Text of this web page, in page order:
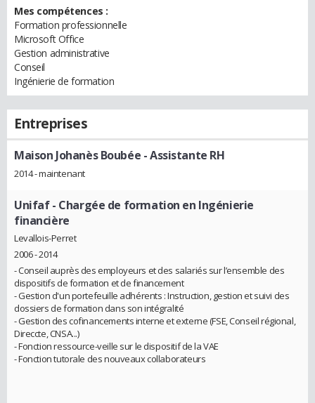
Mes compétences :
Formation professionnelle
Microsoft Office
Gestion administrative
Conseil
Ingénierie de formation
Entreprises
Maison Johanès Boubée - Assistante RH
2014 - maintenant
Unifaf- Chargée de formation en Ingénierie
financière
Levallois-Perret
2006 - 2014
- Conseil auprès des employeurs et des salariés sur l’ensemble des
dispositifs de formation et de financement
- Gestion d'un portefeuille adhérents : Instruction, gestion et suivi des
dossiers de formation dans son intégralité
- Gestion des cofinancements interne et externe (FSE, Conseil régional,
Direccte, CNSA...)
- Fonction ressource-veille sur le dispositif de la VAE
- Fonction tutorale des nouveaux collaborateurs